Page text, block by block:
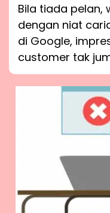
Bila tiada pelan,
dengan niat
di Google,
customer tak